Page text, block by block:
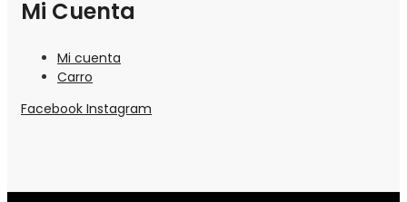
Mi Cuenta
Mi cuenta
Carro
Facebook Instagram